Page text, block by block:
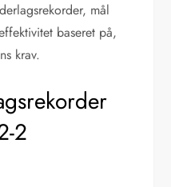
mål
baseret på,
krav.
2